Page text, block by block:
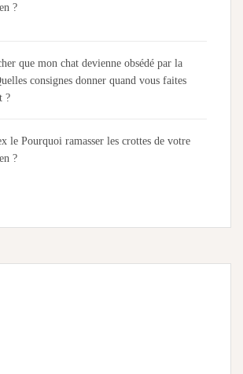
?
que mon chat devienne obsédé par la
consignes donner quand vous faites
?
le Pourquoi ramasser les crottes de votre
?